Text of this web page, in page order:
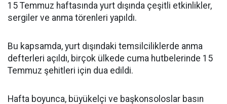
15 Temmuz haftasında yurt dışında çeşitli etkinlikler,
sergiler ve anma törenleri yapıldı.
Bu kapsamda, yurt dışındaki temsilciliklerde anma
defterleri açıldı, birçok ülkede cuma hutbelerinde 15
Temmuz şehitleri için dua edildi.
Hafta boyunca, büyükelçi ve başkonsoloslar basın